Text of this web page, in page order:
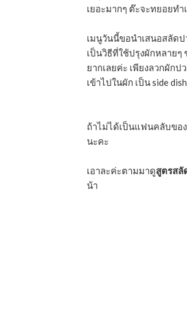
เยอะมากๆ ต๊ะจะทยอยท
เมนูวันนี้ขอนำเสนอสลัด
เป็นวิธีที่ใช้ปรุงผักหลาย
ยากเลยค่ะ เพียงลวกผัก
เข้าไปในผัก เป็น side
ถ้าไม่ได้เป็นแฟนคลับขอ
นะคะ
เอาละค่ะตามมาดูสูตรสลั
น้า